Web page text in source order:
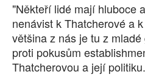
"Někteří lidé mají hluboce
nenávist k Thatcherové a
většina z nás je tu z
proti pokusům
Thatcherovou a její